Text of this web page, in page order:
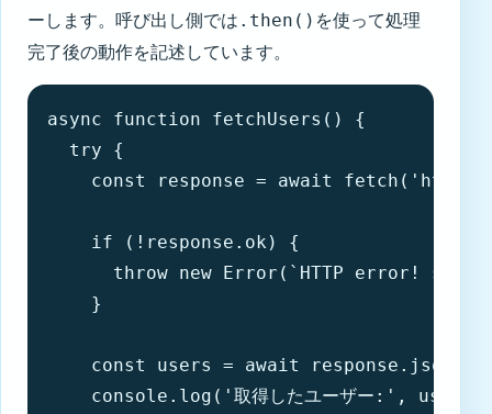
ーします。呼び出し側では .then() を使って処理
完了後の動作を記述しています。
async function fetchUsers() {
  try {
const response = await
    if (!response.ok) {
throw new Error(`HTTP error!
    }
    const users = await response.json();
console.log('取得したユーザー:',